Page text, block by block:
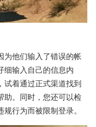
为他们输入了错误的帐
细输入自己的信息内
试着通过正式渠道找到
助。同时，您还可以检
行为而被限制登录。